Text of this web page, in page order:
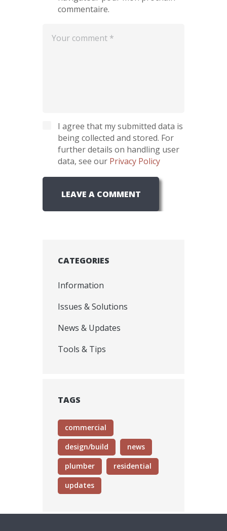
commentaire.
I agree that my submitted data is
being collected and stored. For
further details on handling user
data, see our Privacy Policy
CATEGORIES
Information
Issues & Solutions
News & Updates
Tools & Tips
TAGS
commercial
design/build
news
plumber
residential
updates